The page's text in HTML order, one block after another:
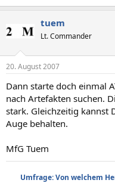
tuem
Lt. Commander
20. August 2007
Dann starte doch einmal
nach Artefakten suchen.
stark. Gleichzeitig kannst
Auge behalten.
MfG Tuem
Umfrage: Von welchem